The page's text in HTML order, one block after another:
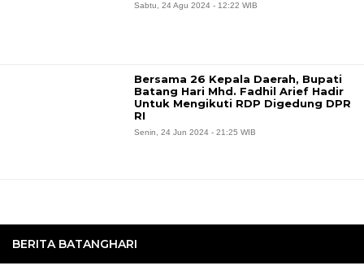
BERITA BATANGHARI
Sabtu, 24 Agu 2024 - 12:22 WIB
Bersama 26 Kepala Daerah, Bupati
Batang Hari Mhd. Fadhil Arief Hadir
Untuk Mengikuti RDP Digedung DPR
RI
Senin, 24 Jun 2024 - 21:25 WIB